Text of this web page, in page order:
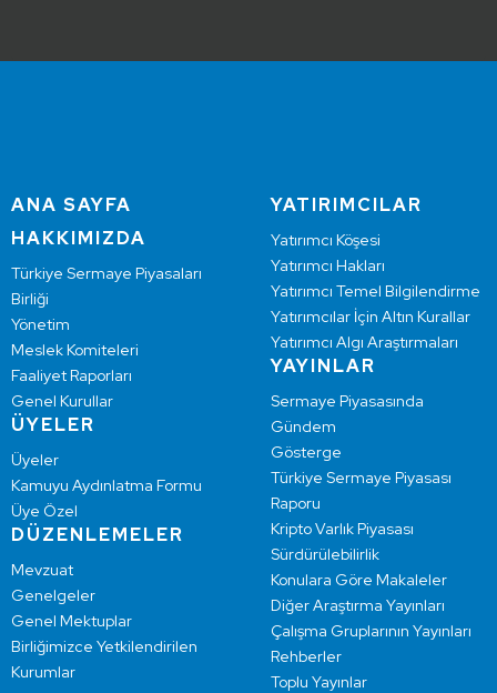
ANA SAYFA
HAKKIMIZDA
Türkiye Sermaye Piyasaları
Birliği
Yönetim
Meslek Komiteleri
Faaliyet Raporları
Genel Kurullar
ÜYELER
Üyeler
Kamuyu Aydınlatma Formu
Üye Özel
DÜZENLEMELER
Mevzuat
Genelgeler
Genel Mektuplar
Birliğimizce Yetkilendirilen
Kurumlar
YATIRIMCILAR
Yatırımcı Köşesi
Yatırımcı Hakları
Yatırımcı Temel Bilgilendirme
Yatırımcılar İçin Altın Kurallar
Yatırımcı Algı Araştırmaları
YAYINLAR
Sermaye Piyasasında
Gündem
Gösterge
Türkiye Sermaye Piyasası
Raporu
Kripto Varlık Piyasası
Sürdürülebilirlik
Konulara Göre Makaleler
Diğer Araştırma Yayınları
Çalışma Gruplarının Yayınları
Rehberler
Toplu Yayınlar